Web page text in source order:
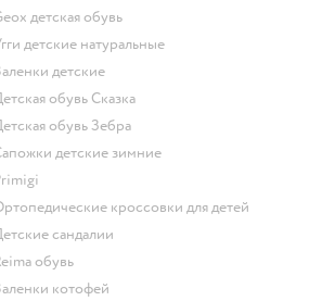
Geox детская обувь
Угги детские натуральные
Валенки детские
Детская обувь Сказка
Детская обувь Зебра
Сапожки детские зимние
Primigi
Ортопедические кроссовки для детей
Детские сандалии
Reima обувь
Валенки котофей